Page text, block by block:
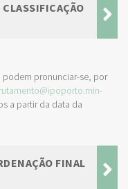
pronunciar-se, por
a partir da data da
FINAL